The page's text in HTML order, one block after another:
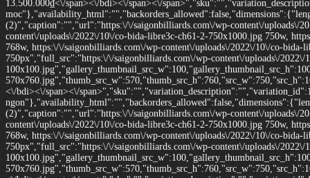
13.500.000₫<\/span><\/bdi><\/span><\/
(2)","caption":"","url":"https:\/\/saigonbilliards.com\/wp-content\/uploads\/
content\/uploads\/2022\/10\/co-bida-libre3c-ch61-2-750x1000.jpg 750w,
768w, https:\/\/saigonbilliards.com\/wp-content\/uploads\/2022\/10\/co-
750px","full_src":"https:\/\/saigonbilliards.com\/wp-content\/uploads\/
<\/bdi><\/span><\/
(2)","caption":"","url":"https:\/\/saigonbilliards.com\/wp-content\/uploads\/
content\/uploads\/2022\/10\/co-bida-libre3c-ch61-2-750x1000.jpg 750w,
768w, https:\/\/saigonbilliards.com\/wp-content\/uploads\/2022\/10\/co-
750px","full_src":"https:\/\/saigonbilliards.com\/wp-content\/uploads\/